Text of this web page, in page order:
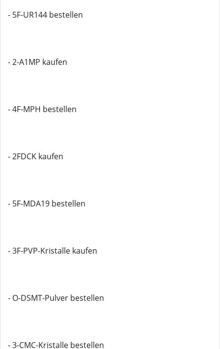
- 5F-UR144 bestellen
- 2-A1MP kaufen
- 4F-MPH bestellen
- 2FDCK kaufen
- 5F-MDA19 bestellen
- 3F-PVP-Kristalle kaufen
- O-DSMT-Pulver bestellen
- 3-CMC-Kristalle bestellen